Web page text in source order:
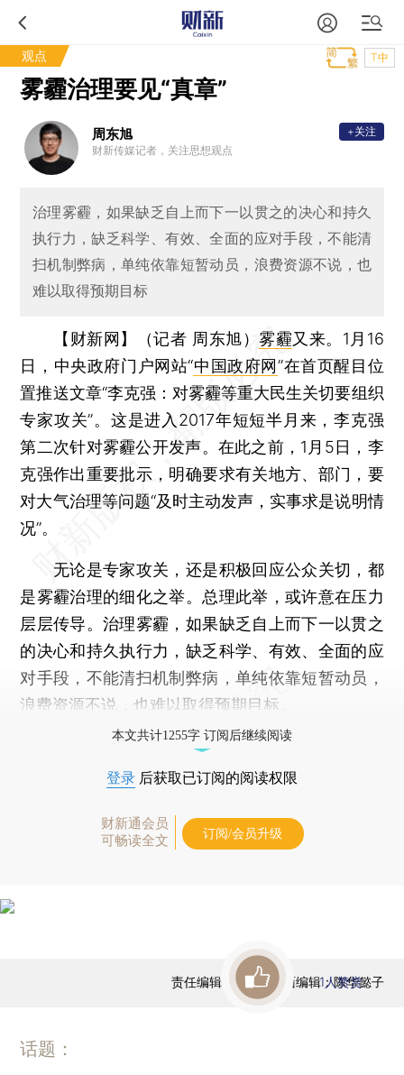
观点 T中
雾霾治理要见“真章”
周东旭
财新传媒记者，关注思想观点
+关注
治理雾霾，如果缺乏自上而下一以贯之的决心和持久
执行力，缺乏科学、有效、全面的应对手段，不能清
扫机制弊病，单纯依靠短暂动员，浪费资源不说，也
难以取得预期目标
【财新网】（记者 周东旭）雾霾又来。1月16
日，中央政府门户网站“中国政府网”在首页醒目位
置推送文章“李克强：对雾霾等重大民生关切要组织
专家攻关”。这是进入2017年短短半月来，李克强
第二次针对雾霾公开发声。在此之前，1月5日，李
克强作出重要批示，明确要求有关地方、部门，要
对大气治理等问题“及时主动发声，实事求是说明情
况”。
无论是专家攻关，还是积极回应公众关切，都
是雾霾治理的细化之举。总理此举，或许意在压力
层层传导。治理雾霾，如果缺乏自上而下一以贯之
的决心和持久执行力，缺乏科学、有效、全面的应
对手段，不能清扫机制弊病，单纯依靠短暂动员，
浪费资源不说，也难以取得预期目标。
本文共计1255字 订阅后继续阅读
登录 后获取已订阅的阅读权限
财新通会员
可畅读全文
订阅/会员升级
责任编辑：张帆 | 版面编辑：陈华懿子
1人赞赏
话题：